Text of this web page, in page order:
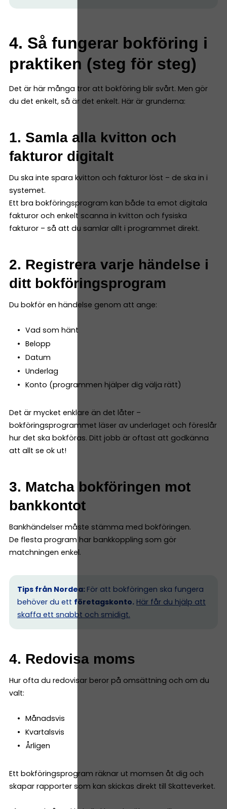
4. Så fungerar bokföring i
praktiken (steg för steg)
Det är här många tror att bokföring blir svårt. Men gör
du det enkelt, så är det enkelt. Här är grunderna:
1. Samla alla kvitton och
fakturor digitalt
Du ska inte spara kvitton och fakturor löst – de ska in i
systemet.
Ett bra bokföringsprogram kan både ta emot digitala
fakturor och enkelt scanna in kvitton och fysiska
fakturor – så att du samlar allt i programmet direkt.
2. Registrera varje händelse i
ditt bokföringsprogram
Du bokför en händelse genom att ange:
Vad som hänt
Belopp
Datum
Underlag
Konto (programmen hjälper dig välja rätt)
Det är mycket enklare än det låter –
bokföringsprogrammet läser av underlaget och föreslår
hur det ska bokföras. Ditt jobb är oftast att godkänna
att allt se ok ut!
3. Matcha bokföringen mot
bankkontot
Bankhändelser måste stämma med bokföringen.
De flesta program har bankkoppling som gör
matchningen enkel.
Tips från Nordea: För att bokföringen ska fungera
behöver du ett företagskonto. Här får du hjälp att
skaffa ett snabbt och smidigt.
4. Redovisa moms
Hur ofta du redovisar beror på omsättning och om du
valt:
Månadsvis
Kvartalsvis
Årligen
Ett bokföringsprogram räknar ut momsen åt dig och
skapar rapporter som kan skickas direkt till Skatteverket.